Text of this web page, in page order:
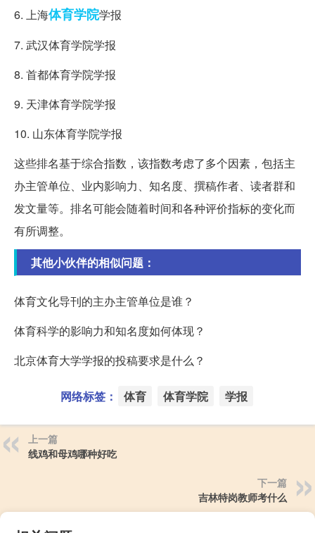
6. 上海体育学院学报
7. 武汉体育学院学报
8. 首都体育学院学报
9. 天津体育学院学报
10. 山东体育学院学报
这些排名基于综合指数，该指数考虑了多个因素，包括主
办主管单位、业内影响力、知名度、撰稿作者、读者群和
发文量等。排名可能会随着时间和各种评价指标的变化而
有所调整。
其他小伙伴的相似问题：
体育文化导刊的主办主管单位是谁？
体育科学的影响力和知名度如何体现？
北京体育大学学报的投稿要求是什么？
网络标签： 体育 体育学院 学报
上一篇
线鸡和母鸡哪种好吃
下一篇
吉林特岗教师考什么